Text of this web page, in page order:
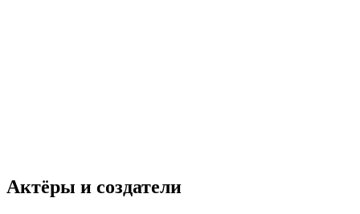
Актёры и создатели